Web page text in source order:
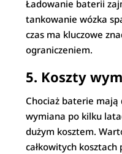
Ładowanie baterii
tankowanie wózka
czas ma kluczowe
ograniczeniem.
5. Koszty
Chociaż baterie mają
wymiana po kilku
dużym kosztem.
całkowitych kosztach